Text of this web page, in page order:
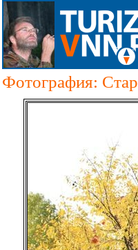
Фотография: